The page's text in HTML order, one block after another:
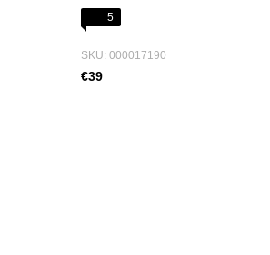
5
SKU: 000017190
€39